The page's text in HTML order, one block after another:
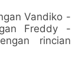
Vandiko -
Freddy -
rincian